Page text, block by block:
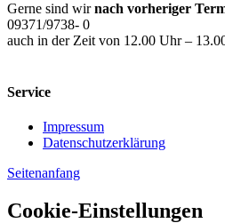
Gerne sind wirnach vorheriger
09371/9738- 0
auch in der Zeit von 12.00 Uhr –
Service
Impressum
Datenschutzerklärung
Seitenanfang
Cookie-Einstellungen